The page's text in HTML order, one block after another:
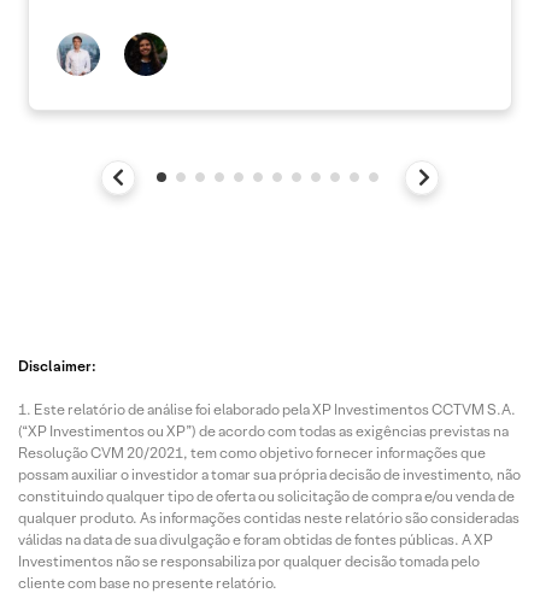
Disclaimer:
Este relatório de análise foi elaborado pela XP Investimentos CCTVM S.A.
(“XP Investimentos ou XP”) de acordo com todas as exigências previstas na
Resolução CVM 20/2021, tem como objetivo fornecer informações que
possam auxiliar o investidor a tomar sua própria decisão de investimento, não
constituindo qualquer tipo de oferta ou solicitação de compra e/ou venda de
qualquer produto. As informações contidas neste relatório são consideradas
válidas na data de sua divulgação e foram obtidas de fontes públicas. A XP
Investimentos não se responsabiliza por qualquer decisão tomada pelo
cliente com base no presente relatório.